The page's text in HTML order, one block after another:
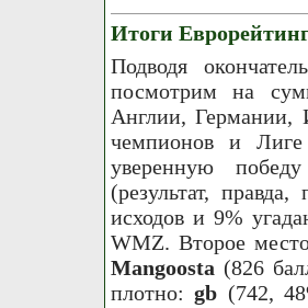
Итоги
Подводя
посмотрим на
Англии,
чемпионов и
уверенную
(результат,
исходов и 9%
WMZ. Второе
Mangoostа (826
плотно:gb (742,